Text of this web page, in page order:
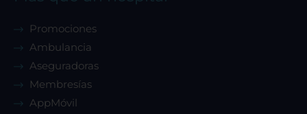
Promociones
Ambulancia
Aseguradoras
Membresías
AppMóvil